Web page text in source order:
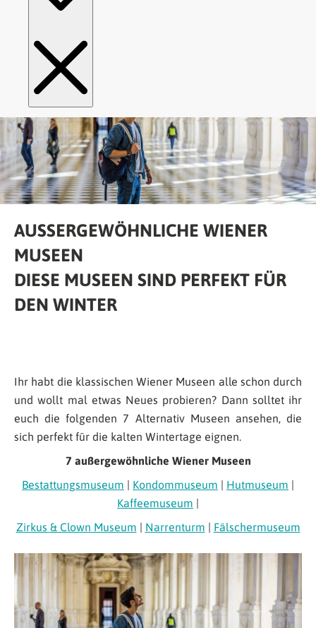
AUSSERGEWÖHNLICHE WIENER M
USEEN
DIESE MUSEEN SIND PERFEKT FÜR
DEN WINTER
Ihr habt die klassischen Wiener Museen alle schon durch
und wollt mal etwas Neues probieren? Dann solltet ihr
euch die folgenden 7 Alternativ Museen ansehen, die
sich perfekt für die kalten Wintertage eignen.
7 außergewöhnliche Wiener Museen
Bestattungsmuseum | Kondommuseum | Hutmuseum |
Kaffeemuseum |
Zirkus & Clown Museum | Narrenturm | Fälschermuseum